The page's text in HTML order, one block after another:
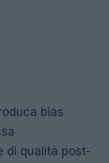
bias
di qualità post-